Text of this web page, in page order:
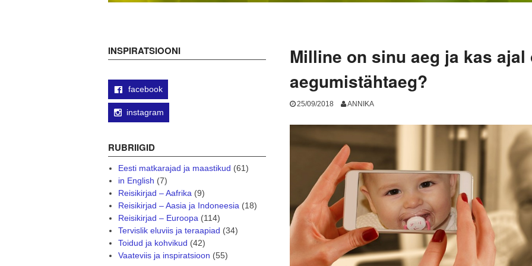
Milline on sinu aeg ja kas ajal
aegumistähtaeg?
25/09/2018 ANNIKA
INSPIRATSIOONI
facebook
instagram
RUBRIIGID
Eesti matkarajad ja maastikud (61)
in English (7)
Reisikirjad – Aafrika(9)
Reisikirjad – Aasia ja Indoneesia(18)
Reisikirjad – Euroopa(114)
Tervislik eluviis ja teraapiad (34)
Toidud ja kohvikud (42)
Vaateviis ja inspiratsioon (55)